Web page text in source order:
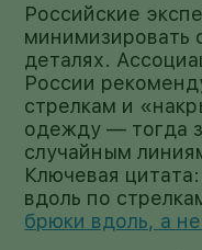
Российские
минимизировать
деталях.
России
стрелкам и
одежду — тогда
случайным
Ключевая
вдоль по
брюки вдоль, а